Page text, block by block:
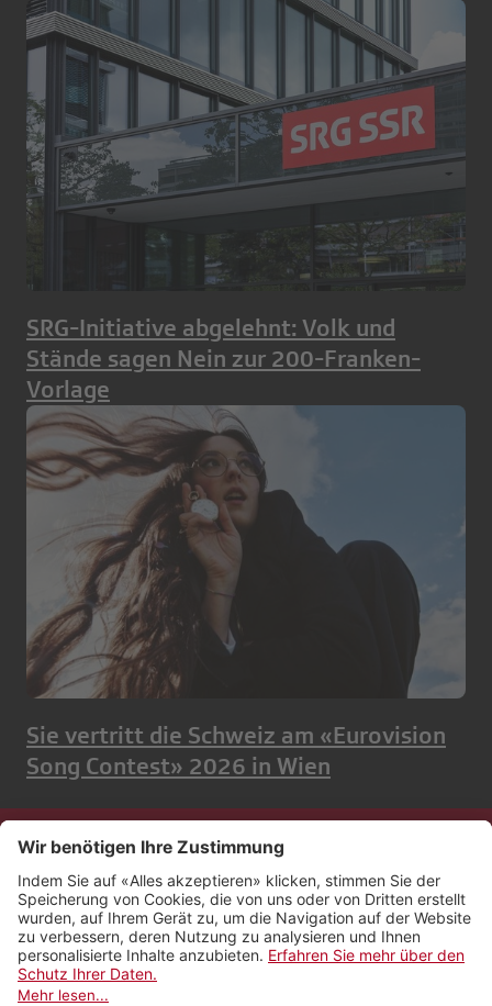
SRG-Initiative abgelehnt: Volk und
Stände sagen Nein zur 200-Franken-
Vorlage
Sie vertritt die Schweiz am «Eurovision
Song Contest» 2026 in Wien
Kontakt
Impressum
Rechtliches
Netiquette